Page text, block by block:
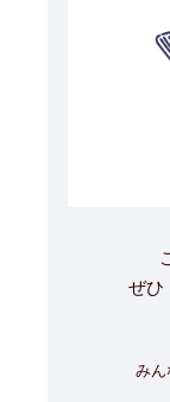
ぜひ
みん